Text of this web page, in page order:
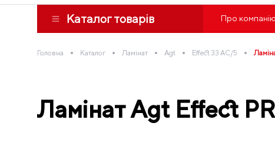
Каталог товарів Про компанію
Головна • Каталог • Ламінат • Agt • Effect 33 AC/5 •
Ламінат Agt Effect